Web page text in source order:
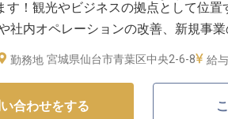
る福利厚生も充実。
くスタッフも大切にする旅館で、あな
の情報です
す！観光やビジネスの拠点として位
社内オペレーションの改善、新規事
がある方は活かして働ける環境です。
。単身用や世帯用の住宅を用意してい
勤務地 宮城県仙台市青葉区中央2-6-8 給与
合わせをする